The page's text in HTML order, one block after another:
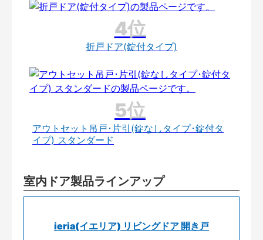
折戸ドア(錠付タイプ)
アウトセット吊戸･片引(錠なしタイプ･錠付タ
イプ) スタンダード
室内ドア製品ラインアップ
ieria(イエリア) リビングドア 開き戸